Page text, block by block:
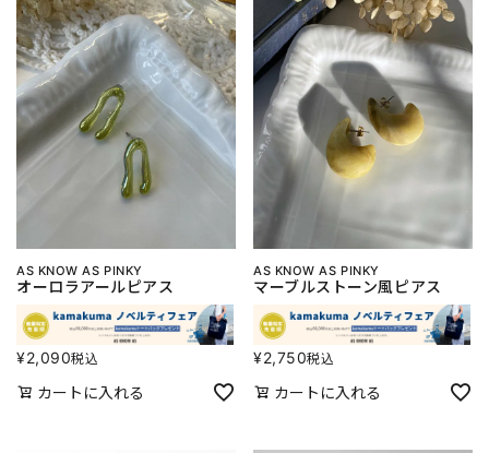
AS KNOW AS PINKY
オーロラアールピアス
¥2,090税込
カートに入れる
AS KNOW AS PINKY
マーブルストーン風ピアス
¥2,750税込
カートに入れる